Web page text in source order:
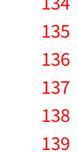
135
136
137
138
139